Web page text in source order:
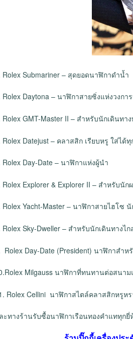
Rolex Submariner – สุดยอดนาฬิกาดำน้ำ
Rolex Daytona – นาฬิกาสายซิ่งแห่งวงกา
Rolex GMT-Master II – สำหรับนักเดินทา
Rolex Datejust – คลาสสิก เรียบหรู ใส่ได้
Rolex Day-Date – นาฬิกาแห่งผู้นำ
Rolex Explorer & Explorer II – สำหรับนัก
Rolex Yacht-Master – นาฬิกาสายไฮโซ
Rolex Sky-Dweller – สำหรับนักเดินทางไ
Rolex Day-Date (President) นาฬิกาสำห
Milgauss นาฬิกาที่ทนทานต่อสนาม
Rolex Cellini นาฬิกาสไตล์คลาสสิกหรูหร
ะทางร้านรับซื้อนาฬิกาเรือนทองคำแททุกยี่